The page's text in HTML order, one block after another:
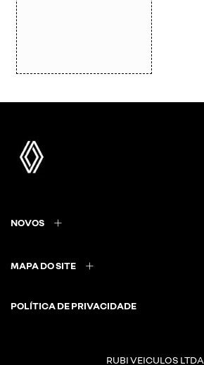
NOVOS
MAPA DO SITE
POLÍTICA DE PRIVACIDADE
RUBI VEICULOS LTDA.